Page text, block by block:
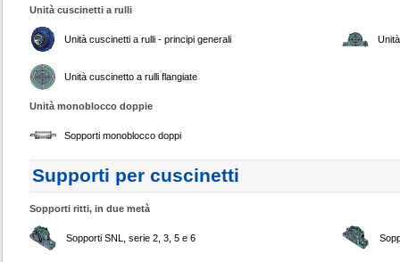
Unità cuscinetti a rulli
Unità cuscinetti a rulli - principi generali
Unità cuscinetto a rulli flangiate
Unità monoblocco doppie
Sopporti monoblocco doppi
Supporti per cuscinetti
Sopporti ritti, in due metà
Sopporti SNL, serie 2, 3, 5 e 6